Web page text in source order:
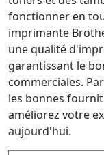
fonctionner en
imprimante
une qualité
garantissant le
commerciales.
les bonnes
améliorez votre
aujourd'hui.